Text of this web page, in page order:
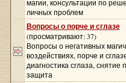
магии, консультации по
личных проблем
Вопросы о порче и сглазе
(просматривают: 37)
Вопросы о негативных
воздействиях, порче и
диагностика сглаза, снятие
защита